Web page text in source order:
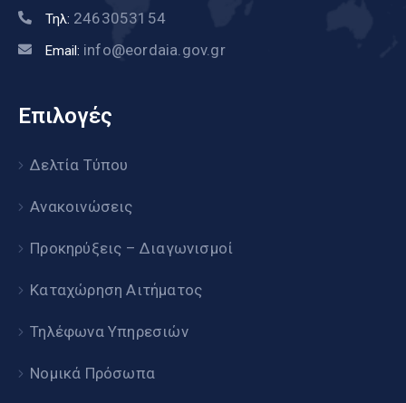
Τηλ: 2463053154
Email: info@eordaia.gov.gr
Επιλογές
Δελτία Τύπου
Ανακοινώσεις
Προκηρύξεις – Διαγωνισμοί
Καταχώρηση Αιτήματος
Τηλέφωνα Υπηρεσιών
Νομικά Πρόσωπα